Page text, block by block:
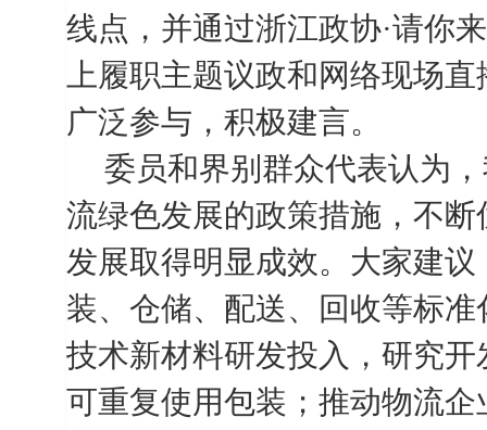
线点，并通过浙江政协·请你
上履职主题议政和网络现场
广泛参与，积极建言。
委员和界别群众代表认为
流绿色发展的政策措施，不
发展取得明显成效。大家建
装、仓储、配送、回收等标
技术新材料研发投入，研究
可重复使用包装；推动物流